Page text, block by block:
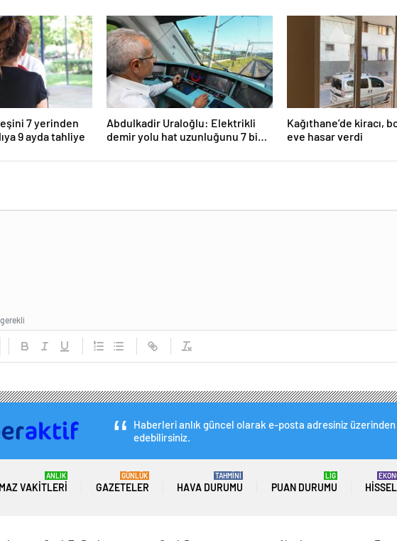
hapis
7 yerinden
9 ayda tahliye
Abdulkadir Uraloğlu: Elektrikli
demir yolu hat uzunluğunu 7 bin
Kağıthane’de kiracı,
eve hasar verdi
Haberleri anlık güncel olarak e-posta adresiniz
edebilirsiniz.
VAKITLERI
ANLIK
GAZETELER
GÜNLÜK
HAVA DURUMU
TAHMİNİ
PUAN DURUMU
LİG